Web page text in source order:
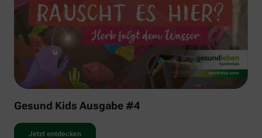
Gesund Kids Ausgabe #4
Jetzt entdecken